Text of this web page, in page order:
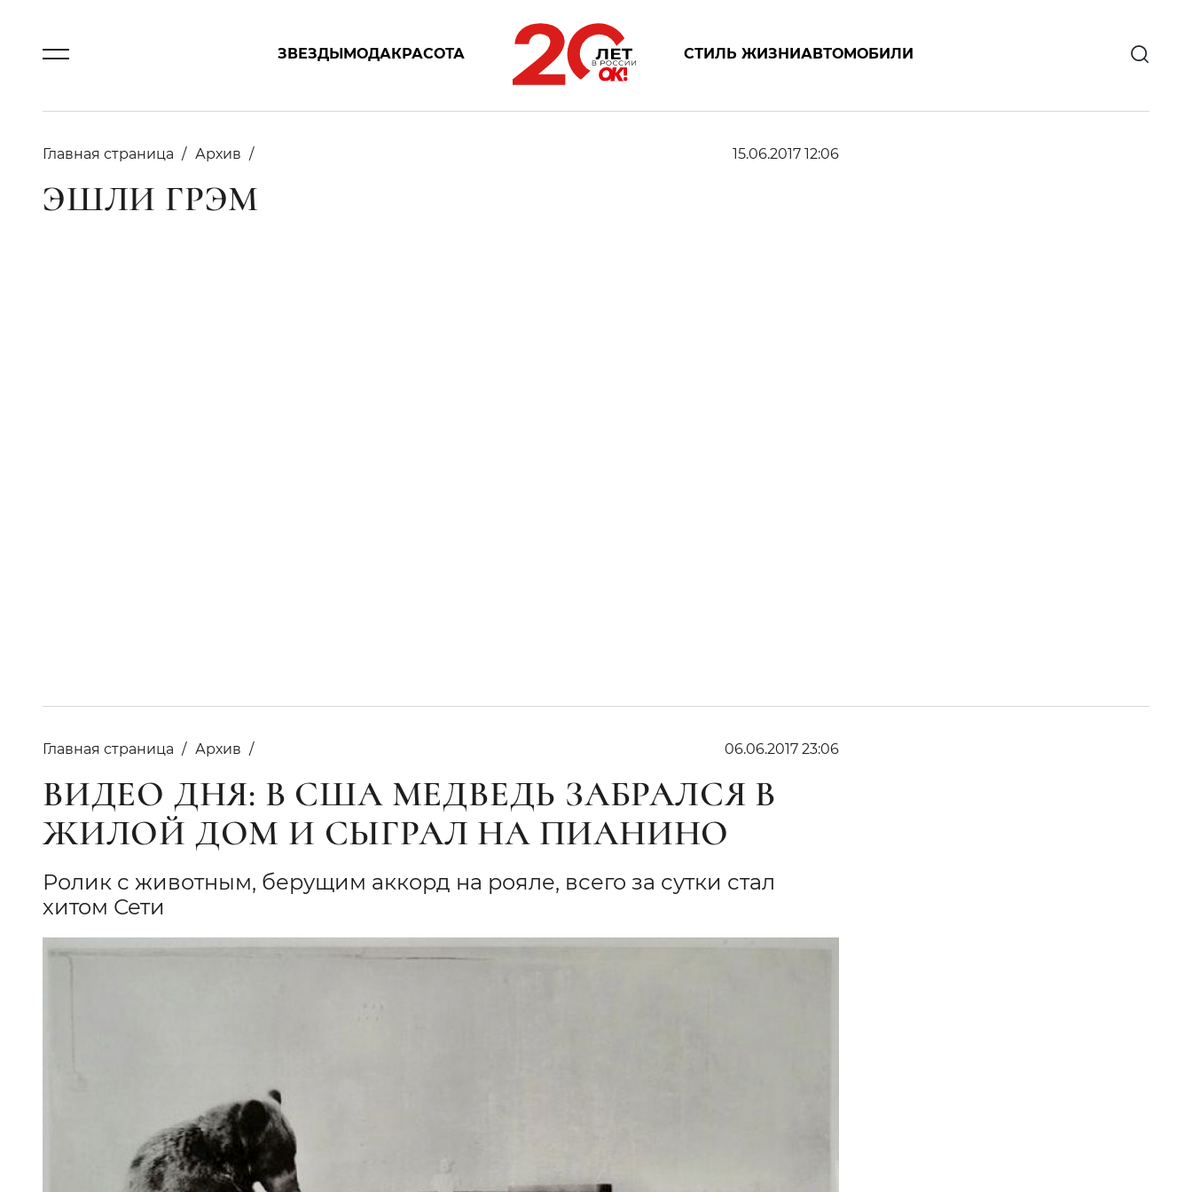
ЗВЕЗДЫМОДАКРАСОТА СТИЛЬ ЖИЗНИАВТОМОБИЛИ
Главная страница Архив 15.06.2017 12:06
ЭШЛИ ГРЭМ
Главная страница Архив 06.06.2017 23:06
ВИДЕО ДНЯ: В США МЕДВЕДЬ ЗАБРАЛСЯ В
ЖИЛОЙ ДОМ И СЫГРАЛ НА ПИАНИНО
Ролик с животным, берущим аккорд на рояле, всего за сутки стал
хитом Сети